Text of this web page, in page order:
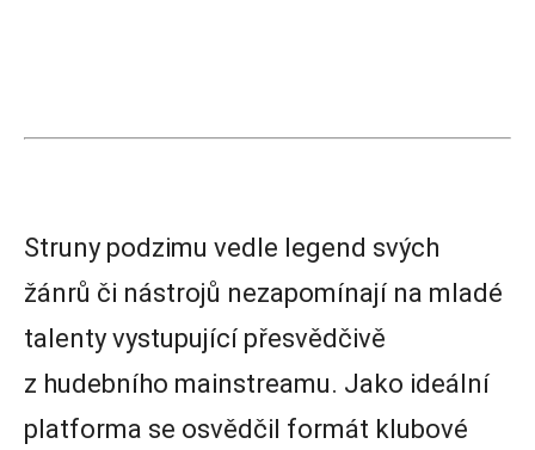
Struny podzimu vedle legend svých
žánrů či nástrojů nezapomínají na mladé
talenty vystupující přesvědčivě
z hudebního mainstreamu. Jako ideální
platforma se osvědčil formát klubové